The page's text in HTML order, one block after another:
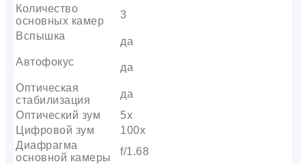
Количество
основных камер
3
Вспышка
да
Автофокус
да
Оптическая
стабилизация
да
Оптический зум
5x
Цифровой зум
100x
Диафрагма
основной камеры
f/1.68